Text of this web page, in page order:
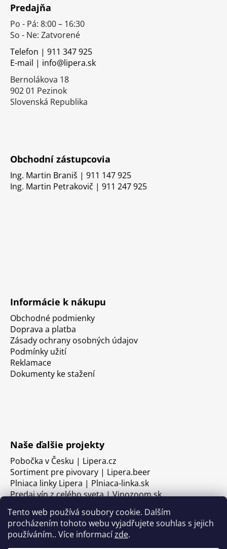
Tento web používá soubory cookie. Dalším
procházením tohoto webu vyjadřujete souhlas s jejich
používáním.. Více informacízde.
Predajňa
Po - Pá: 8:00 – 16:30
So - Ne: Zatvorené
Telefon | 911 347 925
E-mail | info@lipera.sk
Bernolákova 18
902 01 Pezinok
Slovenská Republika
Obchodní zástupcovia
Ing. Martin Braniš | 911 147 925
Ing. Martin Petrakovič | 911 247 925
Informácie k nákupu
Obchodné podmienky
Doprava a platba
Zásady ochrany osobných údajov
Podmínky užití
Reklamace
Dokumenty ke stažení
Naše ďalšie projekty
Pobočka v Česku | Lipera.cz
Sortiment pre pivovary | Lipera.beer
Plniaca linky Lipera | Plniaca-linka.sk
Predaj vín z celého sveta | Vinozoom.sk